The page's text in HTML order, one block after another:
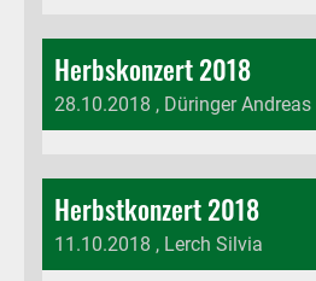
Herbskonzert 2018
28.10.2018 , Düringer Andreas
Herbstkonzert 2018
11.10.2018 , Lerch Silvia